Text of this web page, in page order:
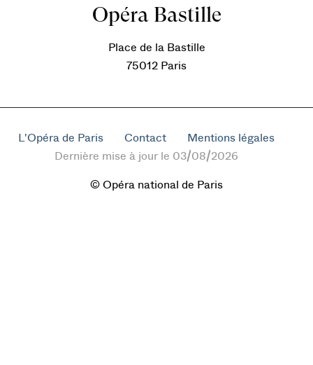
Opéra Bastille
Place de la Bastille
75012 Paris
L'Opéra de Paris Contact
Mentions légales
Dernière mise à jour le 03/08/2026
© Opéra national de Paris